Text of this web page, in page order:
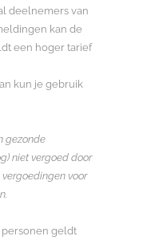
deelnemers van
kan de
een hoger tarief
kun je gebruik
gezonde
niet vergoed door
voor
personen geldt